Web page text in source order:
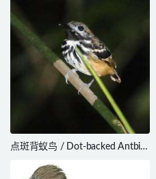
点斑背蚁鸟 / Dot-backed Antbird